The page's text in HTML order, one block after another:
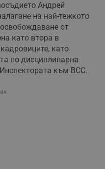
Андрей
на най-тежкото
от
като втора в
като
по дисциплинарна
към ВСС.